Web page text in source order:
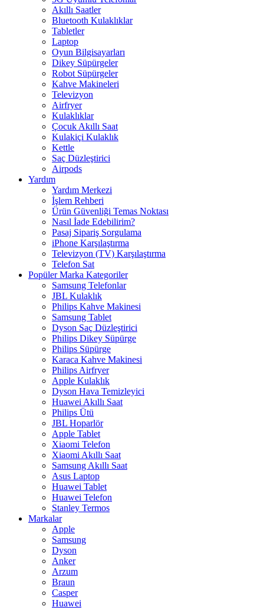
Akıllı Saatler
Bluetooth Kulaklıklar
Tabletler
Laptop
Oyun Bilgisayarları
Dikey Süpürgeler
Robot Süpürgeler
Kahve Makineleri
Televizyon
Airfryer
Kulaklıklar
Çocuk Akıllı Saat
Kulakiçi Kulaklık
Kettle
Saç Düzleştirici
Airpods
Yardım
Yardım Merkezi
İşlem Rehberi
Ürün Güvenliği Temas Noktası
Nasıl İade Edebilirim?
Pasaj Sipariş Sorgulama
iPhone Karşılaştırma
Televizyon (TV) Karşılaştırma
Telefon Sat
Popüler Marka Kategoriler
Samsung Telefonlar
JBL Kulaklık
Philips Kahve Makinesi
Samsung Tablet
Dyson Saç Düzleştirici
Philips Dikey Süpürge
Philips Süpürge
Karaca Kahve Makinesi
Philips Airfryer
Apple Kulaklık
Dyson Hava Temizleyici
Huawei Akıllı Saat
Philips Ütü
JBL Hoparlör
Apple Tablet
Xiaomi Telefon
Xiaomi Akıllı Saat
Samsung Akıllı Saat
Asus Laptop
Huawei Tablet
Huawei Telefon
Stanley Termos
Markalar
Apple
Samsung
Dyson
Anker
Arzum
Braun
Casper
Huawei